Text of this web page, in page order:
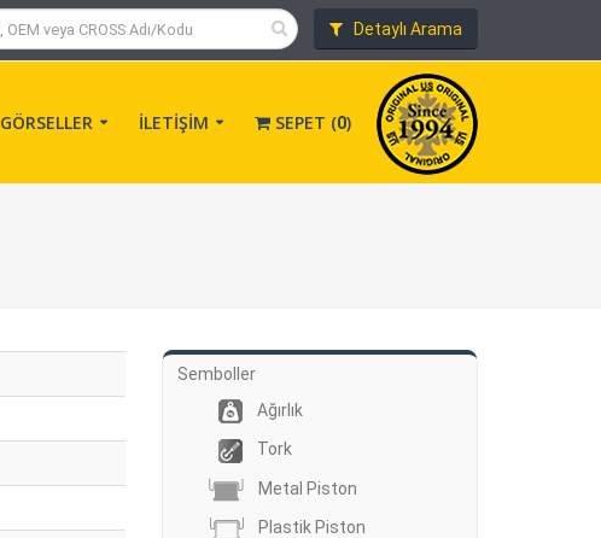
Detaylı Arama
GÖRSELLER İLETİŞİM SEPET (0)
Semboller
Ağırlık
Tork
Metal Piston
Plastik Piston